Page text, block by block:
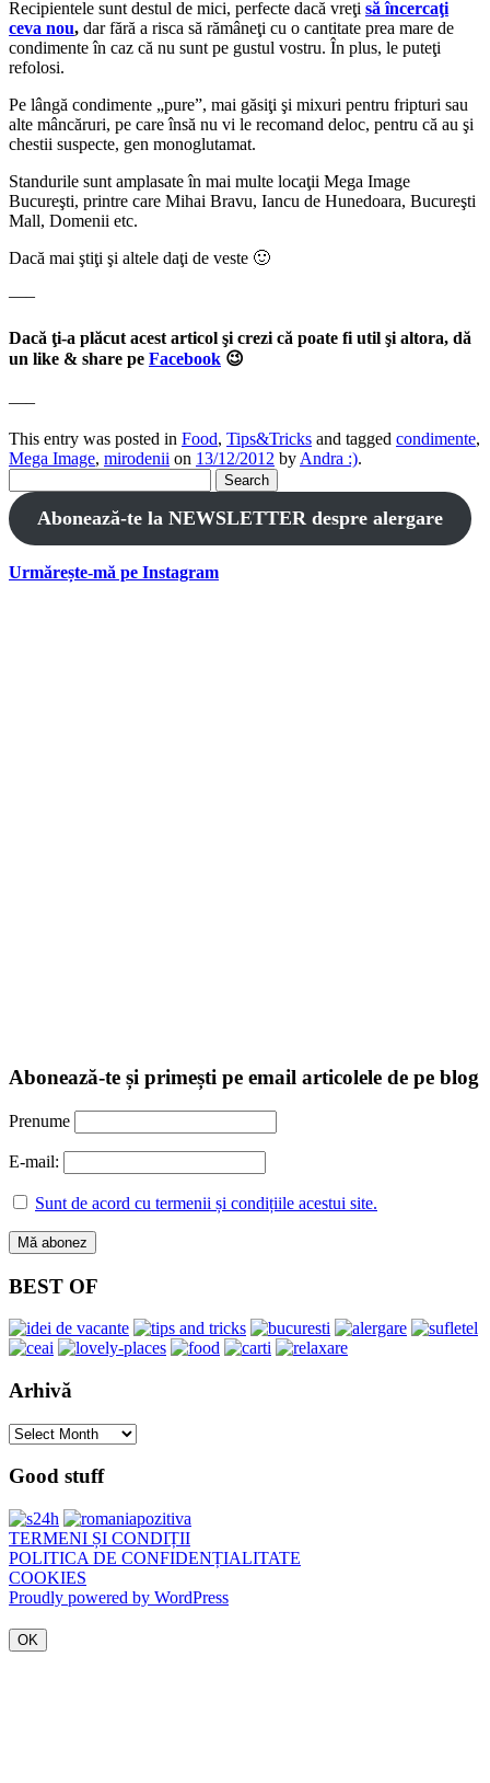
Recipientele sunt destul de mici, perfecte dacă vreţi să încercaţi
ceva nou, dar fără a risca să rămâneţi cu o cantitate prea mare de
condimente în caz că nu sunt pe gustul vostru. În plus, le puteţi
refolosi.
Pe lângă condimente „pure”, mai găsiţi şi mixuri pentru fripturi sau
alte mâncăruri, pe care însă nu vi le recomand deloc, pentru că au şi
chestii suspecte, gen monoglutamat.
Standurile sunt amplasate în mai multe locaţii Mega Image
Bucureşti, printre care Mihai Bravu, Iancu de Hunedoara, Bucureşti
Mall, Domenii etc.
Dacă mai ştiţi şi altele daţi de veste 🙂
—–
Dacă ţi-a plăcut acest articol şi crezi că poate fi util şi altora, dă
un like & share pe Facebook 😉
—–
This entry was posted in Food, Tips&Tricks and tagged condimente,
Mega Image, mirodenii on 13/12/2012 by Andra :).
for:
Abonează-te la NEWSLETTER despre alergare
Urmărește-mă pe Instagram
Abonează-te și primești pe email articolele de pe blog
Prenume
E-mail:
Sunt de acord cu termenii și condițiile acestui site.
BEST OF
Arhivă
Arhivă
Good stuff
TERMENI ȘI CONDIȚII
POLITICA DE CONFIDENȚIALITATE
COOKIES
Proudly powered by WordPress
OK